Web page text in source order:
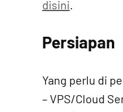
disini.
Persiapan
Yang perlu di
– VPS/Cloud